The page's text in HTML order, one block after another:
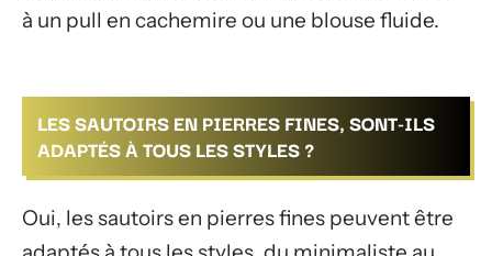
à un pull en cachemire ou une blouse fluide.
LES SAUTOIRS EN PIERRES FINES, SONT-ILS
ADAPTÉS À TOUS LES STYLES ?
Oui, les sautoirs en pierres fines peuvent être